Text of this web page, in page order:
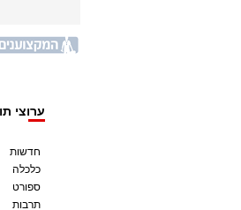
ערוצי
חדשות
כלכלה
ספורט
תרבות